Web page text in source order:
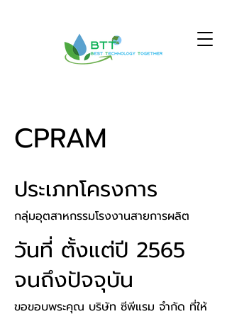
CPRAM
ประเภทโครงการ
กลุ่มอุตสาหกรรมโรงงานสายการผลิต
วันที่ ตั้งแต่ปี 2565
จนถึงปัจจุบัน
ขอขอบพระคุณ บริษัท ซีพีแรม จำกัด ที่ให้